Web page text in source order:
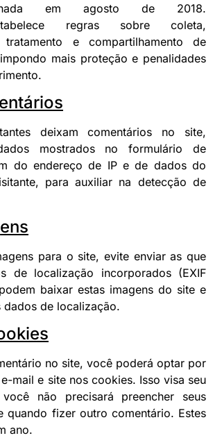
em agosto de 2018.
regras sobre coleta,
tratamento e compartilhamento de
mais proteção e penalidades
deixam comentários no site,
mostrados no formulário de
do endereço de IP e de dados do
para auxiliar na detecção de
para o site, evite enviar as que
de localização incorporados (EXIF
baixar estas imagens do site e
dados de localização.
no site, você poderá optar por
mail e site nos cookies. Isso visa seu
não precisará preencher seus
quando fizer outro comentário. Estes
ano.